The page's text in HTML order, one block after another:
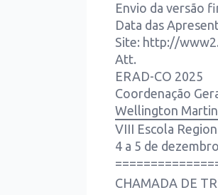
Envio da versão
Data das
Site: http://
Att.
ERAD-CO 2025
Coordenação
Wellington
VIII Escola
4 a 5 de
CHAMADA DE